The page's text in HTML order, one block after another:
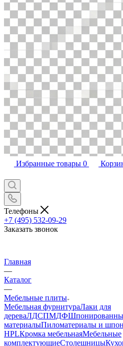
Избранные товары 0
Телефоны
+7 (495) 532-09-29
Заказать звонок
Главная
—
Каталог
—
Мебельные плиты
Мебельная фурнитураЛаки для
дереваЛДСПМДФ
материалыПиломатериалы и
HPLКромка мебельнаяМебельные
комплектующиеСтолешницы